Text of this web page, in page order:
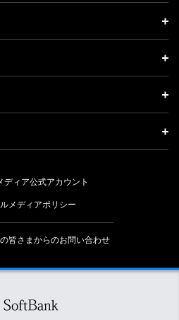
プ
」
）
ディア公式アカウント
メディアポリシー
皆さまからのお問い合わせ